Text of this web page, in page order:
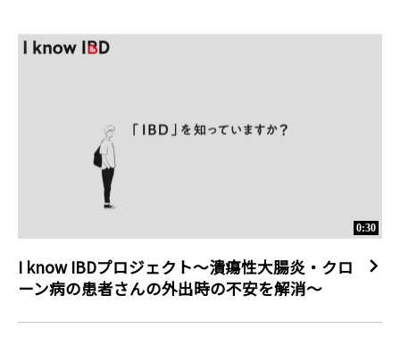
炎症が起きて赤くなり、皮膚の新陳代謝が異常になることで盛り
上がり、表面に銀白色の鱗屑（りんせつ）が現れ、それがフケの
たその疾患名から感染症と誤解され、偏見に悩む患者さんも少な
くありません。
1. Kubota, K., et al.: BMJ. Open., 5:1, 2015.
▼アッヴィ　乾癬の疾患啓発活動について
https://www.abbvie.co.jp/patients/immunology/psoriasis.ht
「晴れゆく道～乾癬啓発活動報告～」（PDF）
各取り組みの概要に加え、乾癬に関する解説や乾癬患者さんのエ
https://www.abbvie.co.jp/content/dam/abbvie-
0:30
I know IBDプロジェクト～潰瘍性大腸炎・クロ
ーン病の患者さんの外出時の不安を解消～